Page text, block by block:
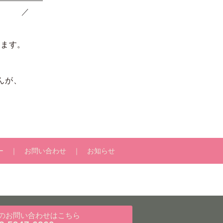
お問い合わせはこちら
／
す。
、
お問い合わせ お知らせ